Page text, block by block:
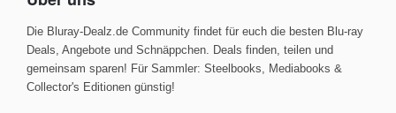
Die Bluray-Dealz.de Community findet für euch die besten Blu-ray
Deals, Angebote und Schnäppchen. Deals finden, teilen und
gemeinsam sparen! Für Sammler: Steelbooks, Mediabooks &
Collector's Editionen günstig!